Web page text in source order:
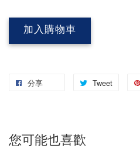
加入購物車
分享 Tweet
您可能也喜歡